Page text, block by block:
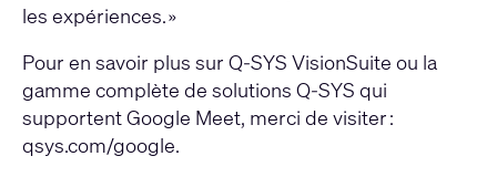
les expériences. »
Pour en savoir plus sur Q-SYS VisionSuite ou la
gamme complète de solutions Q-SYS qui
supportent Google Meet, merci de visiter :
qsys.com/google.